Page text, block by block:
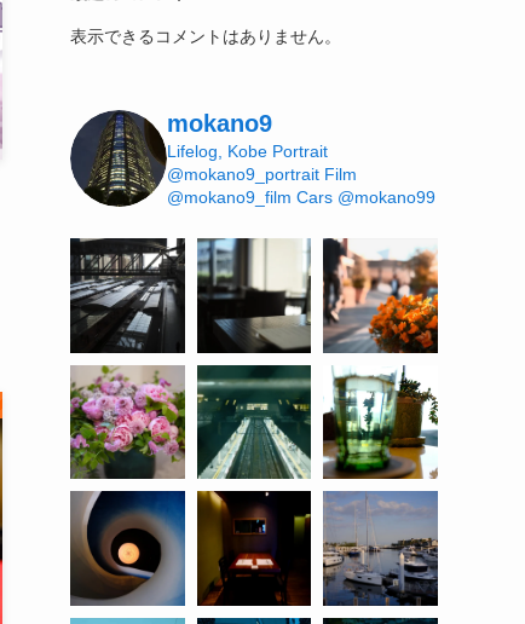
表示できるコメントはありません。
mokano9
Lifelog, Kobe Portrait
@mokano9_portrait Film
@mokano9_film Cars @mokano99